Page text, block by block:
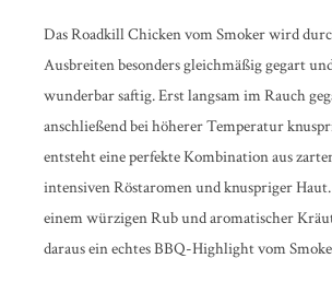
Das Roadkill Chicken vom Smoker wird
Ausbreiten besonders gleichmäßig gegart
wunderbar saftig. Erst langsam im Rauch
anschließend bei höherer Temperatur
entsteht eine perfekte Kombination aus
intensiven Röstaromen und knuspriger
einem würzigen Rub und aromatischer
daraus ein echtes BBQ-Highlight vom